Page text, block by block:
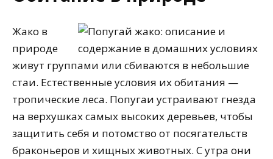
Жако в
природе
живут группами или сбиваются в небольшие
стаи. Естественные условия их обитания —
тропические леса. Попугаи устраивают гнезда
на верхушках самых высоких деревьев, чтобы
защитить себя и потомство от посягательств
браконьеров и хищных животных. С утра они